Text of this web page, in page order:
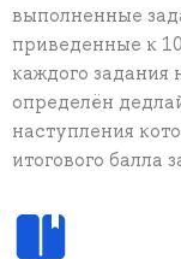
выполненные
приведенные к
каждого задания
определён
наступления
итогового балла